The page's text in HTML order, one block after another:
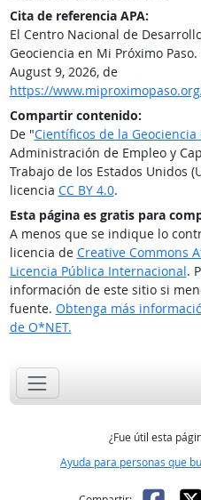
Cita de referencia APA:
El Centro Nacional de
Geociencia en Mi Próximo Paso.
August 9, 2026, de
https://
Compartir contenido:
De "Científicos de la Geociencia
Administración de Empleo y
Trabajo de los Estados Unidos
licencia CC BY 4.0.
Esta página es gratis para
A menos que se indique lo
licencia de Creative Commons
Licencia Pública Internacional.
información de este sitio si
fuente. Obtenga más
de O*NET.
¿Fue útil esta
Ayuda para personas que